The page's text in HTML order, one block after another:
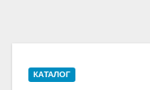
КАТАЛОГ